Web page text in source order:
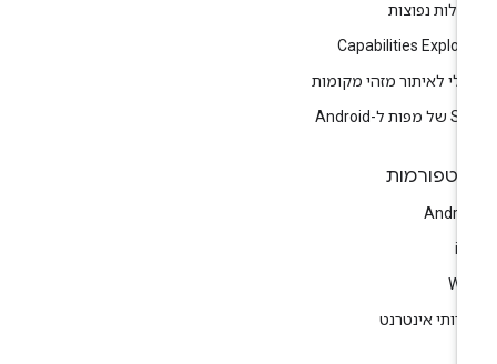
נפוצות
Capabilities
לאיתור מזהי מקומות
אינטרנט